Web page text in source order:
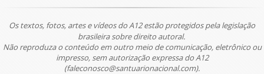
Os textos, fotos, artes e vídeos do A12 estão protegidos pela legislação
brasileira sobre direito autoral.
Não reproduza o conteúdo em outro meio de comunicação, eletrônico ou
impresso, sem autorização expressa do A12
(faleconosco@santuarionacional.com).